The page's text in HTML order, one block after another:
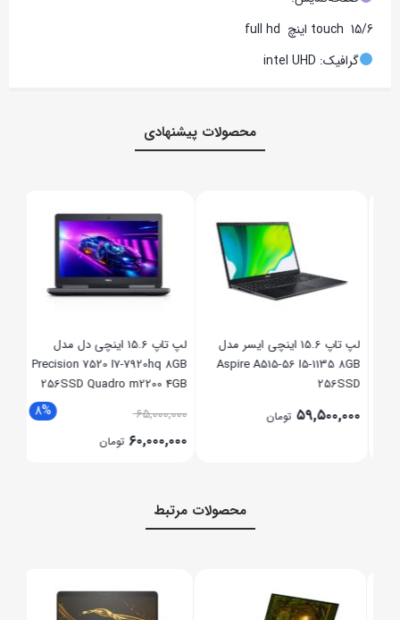
touch 15/6 اینچ full hd
گرافیک: intel UHD
محصولات پیشنهادی
لپ تاپ 15.6 اینچی ایسر مدل
Aspire A515-56 I5-1135 8GB
256SSD
۵۹,۵۰۰,۰۰۰ تومان
لپ تاپ 15.6 اینچی دل مدل
Precision 7520 I7-7920hq 8GB
256SSD Quadro m2200 4GB
8% ۶۵,۰۰۰,۰۰۰
۶۰,۰۰۰,۰۰۰ تومان
محصولات مرتبط